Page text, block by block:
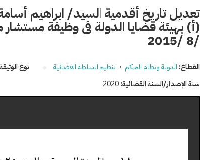
تعديل تاريخ أقدمية السيد/ ابراهيم
/8 /2015
القطاع: الدولة ونظام الحكم › تنظيم السلطة القضائية نوع
سنة الإصدار/السنة القضائية:2020